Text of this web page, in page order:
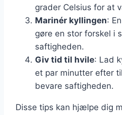
grader Celsius for at
Marinér kyllingen:
gøre en stor forskel i
saftigheden.
Giv tid til hvile: Lad
et par minutter efter
bevare saftigheden.
Disse tips kan hjælpe dig